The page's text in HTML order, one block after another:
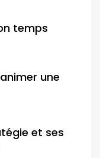
temps
une
et ses